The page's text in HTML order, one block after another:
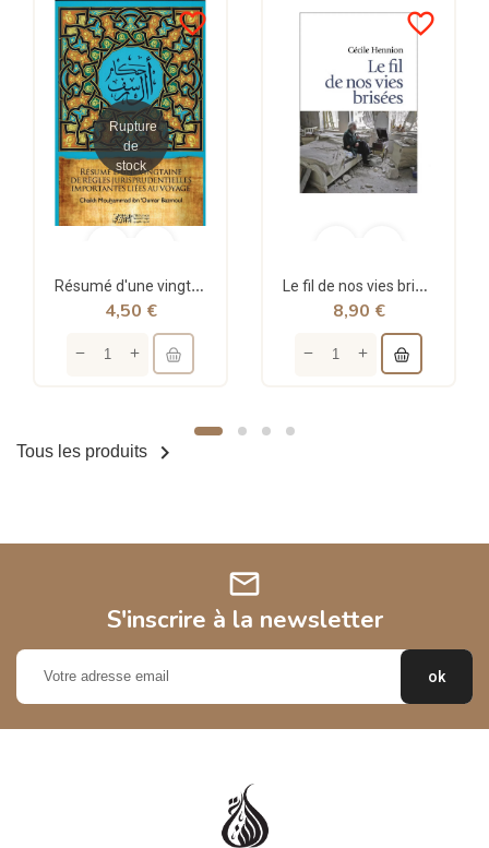
favorite_border
Rupture
de
stock
Résumé d'une vingtaine de règles jurisprudentielles liées au voyage - Bazmoul - Héritage...
4,50 €
favorite_border
Le fil de nos vies brisées - poche - Cécile Hennion - Points
8,90 €
Tous les produits 
mail
S'inscrire à la newsletter